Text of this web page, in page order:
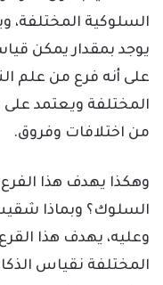
السلوكية المختلفة،
يوجد بمقدار يمكن
على أنه فرع من علم
المختلفة ويعتمد
من اختلافات وفروق.
وهكذا يهدف هذا
السلوك؟ وبماذا
وعليه، يهدف هذا
المختلفة نقياس